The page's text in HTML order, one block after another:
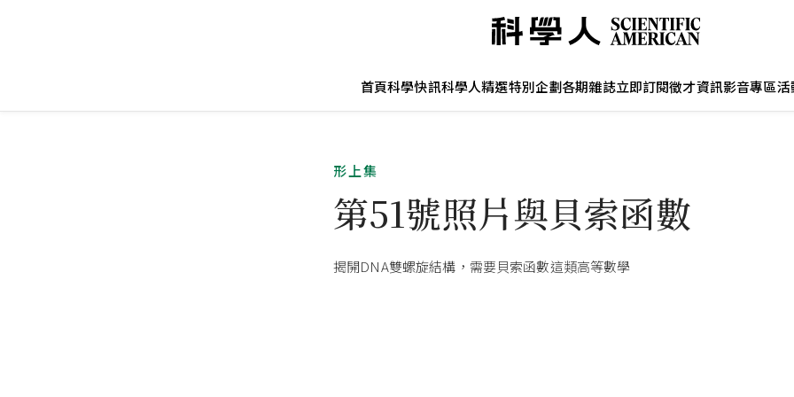
首頁科學快訊科學人精選特別企劃各期雜誌立即訂閱徵才資訊影音專區活
形上集
第51號照片與貝索函數
揭開DNA雙螺旋結構，需要貝索函數這類高等數學